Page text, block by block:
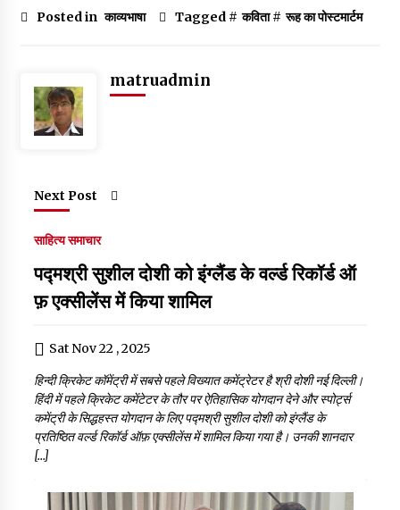
c
o
o
it at
A
p
ai k
dI
g ar
Posted in काव्यभाषा Tagged # कविता# रूह का पोस्टमार्टम
matruadmin
Next Post
साहित्य समाचार
पद्मश्री सुशील दोशी को इंग्लैंड के वर्ल्ड रिकॉर्ड ऑ
फ़ एक्सीलेंस में किया शामिल
Sat Nov 22 , 2025
हिन्दी क्रिकेट कॉमेंट्री में सबसे पहले विख्यात कमेंट्रेटर है श्री दोशी नई दिल्ली।
हिंदी में पहले क्रिकेट कमेंटेटर के तौर पर ऐतिहासिक योगदान देने और स्पोर्ट्स
कमेंट्री के सिद्धहस्त योगदान के लिए पद्मश्री सुशील दोशी को इंग्लैंड के
प्रतिष्ठित वर्ल्ड रिकॉर्ड ऑफ़ एक्सीलेंस में शामिल किया गया है। उनकी शानदार
[…]